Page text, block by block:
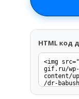
HTML код